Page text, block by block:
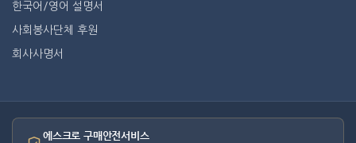
한국어/영어 설명서
사회봉사단체 후원
회사사명서
에스크로 구매안전서비스